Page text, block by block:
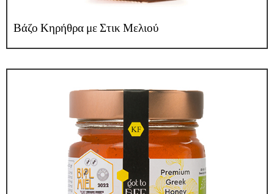
Βάζο Κηρήθρα με Στικ Μελιού